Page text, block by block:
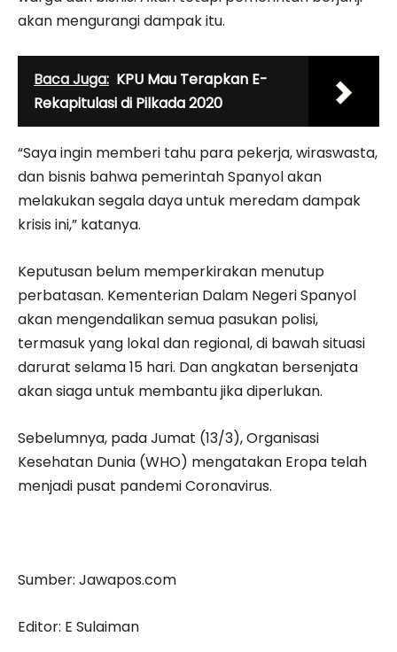
akan mengurangi dampak itu.
Baca Juga: KPU Mau Terapkan E-
Rekapitulasi di Pilkada 2020
“Saya ingin memberi tahu para pekerja, wiraswasta,
dan bisnis bahwa pemerintah Spanyol akan
melakukan segala daya untuk meredam dampak
krisis ini,” katanya.
Keputusan belum memperkirakan menutup
perbatasan. Kementerian Dalam Negeri Spanyol
akan mengendalikan semua pasukan polisi,
termasuk yang lokal dan regional, di bawah situasi
darurat selama 15 hari. Dan angkatan bersenjata
akan siaga untuk membantu jika diperlukan.
Sebelumnya, pada Jumat (13/3), Organisasi
Kesehatan Dunia (WHO) mengatakan Eropa telah
menjadi pusat pandemi Coronavirus.
Sumber: Jawapos.com
Editor: E Sulaiman